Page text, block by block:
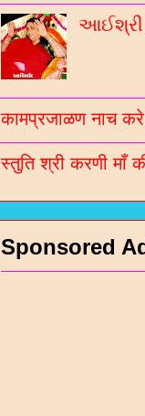
આઈશ્રી
कामप्रजाळण नाच
स्तुति श्री करणी माँ
Sponsored